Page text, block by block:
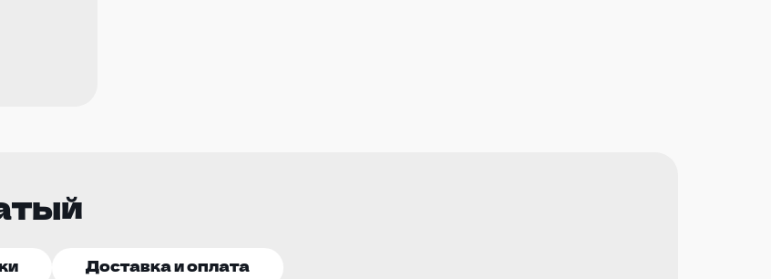
Доставка и оплата